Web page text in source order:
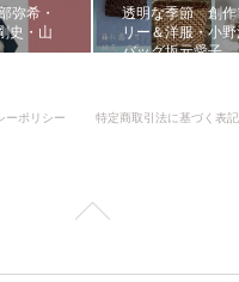
弥希・
史・山
透明な季節 創作
リー＆洋服・小
バッグ坂元愛子
ーポリシー 特定商取引法に基づく表記